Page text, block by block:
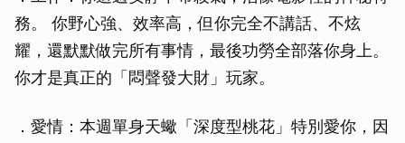
務。 你野心強、效率高，但你完全不講話、不炫
耀，還默默做完所有事情，最後功勞全部落你身上。
你才是真正的「悶聲發大財」玩家。
．愛情：本週單身天蠍「深度型桃花」特別愛你，因
取消